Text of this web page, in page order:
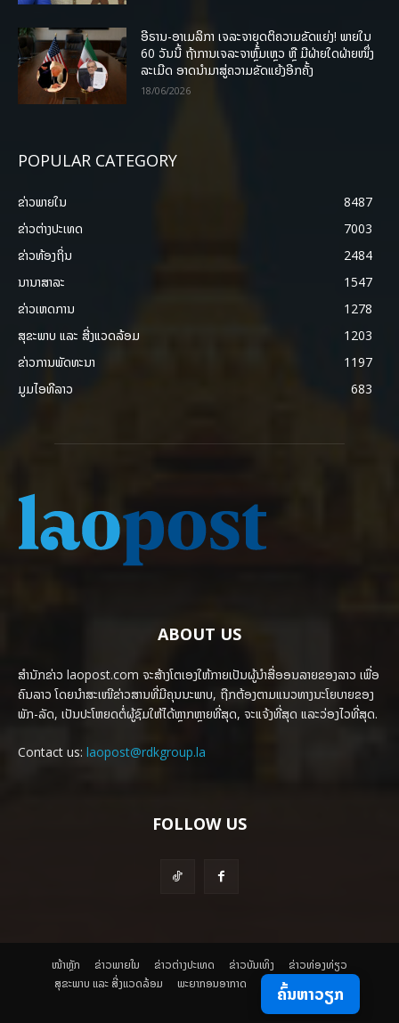
ອີຣານ-ອາເມລິກາ ເຈລະຈາຍຸດຕິຄວາມຂັດແຍ່ງ! ພາຍໃນ
60 ວັນນີ້ ຖ້າການເຈລະຈາຫຼົ້ມເຫຼວ ຫຼື ມີຝ່າຍໃດຝ່າຍໜຶ່ງ
ລະເມີດ ອາດນໍາມາສູ່ຄວາມຂັດແຍ້ງອີກຄັ້ງ
18/06/2026
POPULAR CATEGORY
ຂ່າວພາຍ​ໃນ
8487
ຂ່າວຕ່າງປະເທດ
7003
ຂ່າວທ້ອງຖິ່ນ
2484
ນານາສາລະ
1547
ຂ່າວເຫດການ
1278
ສຸຂະພາບ ແລະ ສີ່ງແວດລ້ອມ
1203
ຂ່າວການພັດທະນາ
1197
ມູມໄອທີລາວ
683
ABOUT US
ສຳນັກຂ່າວ laopost.com ຈະສ້າງໂຕເອງໃຫ້ກາຍເປັນຜູ້ນຳສື່ອອນລາຍຂອງລາວ ເພື່ອ
ຄົນລາວ ໂດຍນຳສະເໜີຂ່າວສານທີ່ມີຄຸນນະພາບ, ຖືກຕ້ອງຕາມແນວທາງນະໂຍບາຍຂອງ
ພັກ-ລັດ, ເປັນປະໂຫຍດຕໍ່ຜູ້ຊົມໃຫ້ໄດ້ຫຼາກຫຼາຍທີ່ສຸດ, ຈະແຈ້ງທີ່ສຸດ ແລະວ່ອງໄວທີ່ສຸດ.
Contact us: laopost@rdkgroup.la
FOLLOW US
ໜ້າຫຼັກ ຂ່າວພາຍ​ໃນ ຂ່າວຕ່າງປະເທດ ​ຂ່າວບັນເທິງ
​ຂ່າວທ່ອງທ່ຽວ
ສຸຂະພາບ ແລະ ສີ່ງແວດລ້ອມ
ພະຍາກອນອາກາດ ຄົ້ນຫາວຽກ